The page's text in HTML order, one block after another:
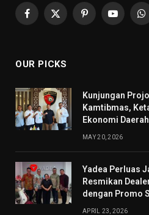
Facebook
X
PinterestYouTube
OUR PICKS
Kunjungan
Kamtibmas,
Ekonomi Daerah
MAY 20, 2026
Yadea Perluas
Resmikan
dengan Promo
APRIL 23, 2026